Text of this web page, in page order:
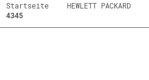
Startseite HEWLETT PACKARD
4345